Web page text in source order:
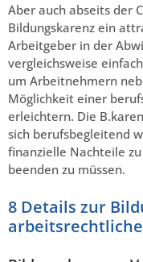
Aber auch abseits der
Bildungskarenz ein
Arbeitgeber in der
vergleichsweise
um Arbeitnehmern
Möglichkeit einer
erleichtern. Die
sich berufsbegleitend
finanzielle Nachteile
beenden zu müssen.
8 Details zur